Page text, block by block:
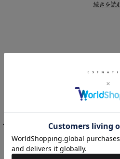
上質な素材が際立つ、ベーシックな半袖T
一枚でジュエリーとの合わせを楽しん
としても重宝します。
続きを読